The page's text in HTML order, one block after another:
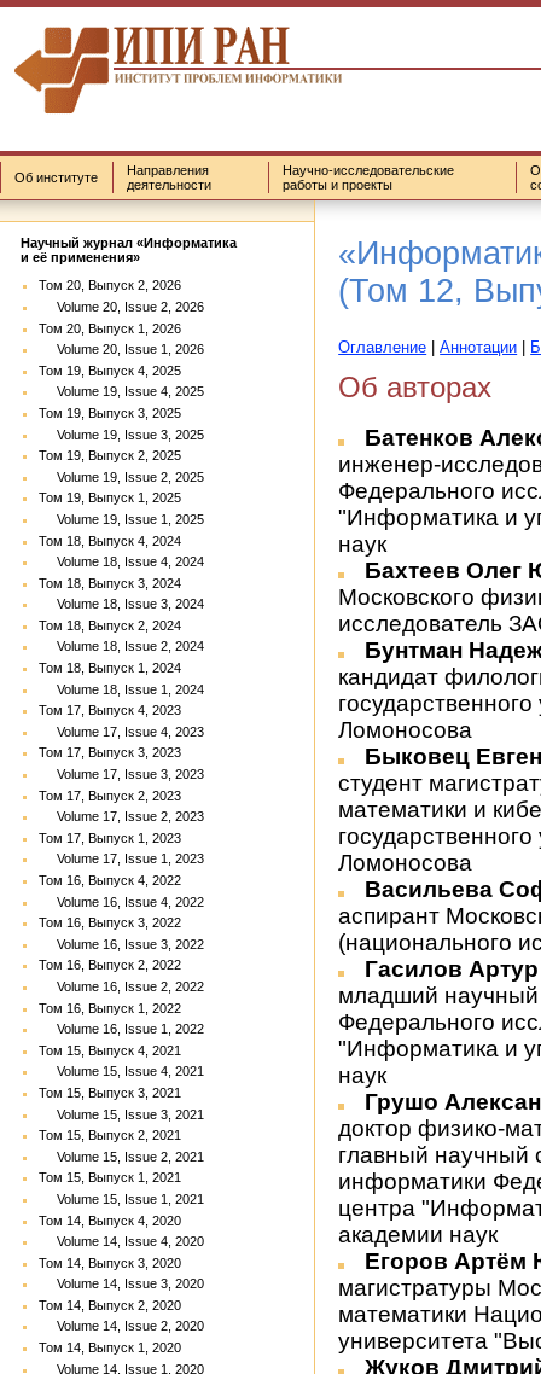
Об институте
Направления
деятельности
Научно-исследовательские
работы и проекты
Научный журнал «Информатика
и её применения»
Том 20, Выпуск 2, 2026
Volume 20, Issue 2, 2026
Том 20, Выпуск 1, 2026
Volume 20, Issue 1, 2026
Том 19, Выпуск 4, 2025
Volume 19, Issue 4, 2025
Том 19, Выпуск 3, 2025
Volume 19, Issue 3, 2025
Том 19, Выпуск 2, 2025
Volume 19, Issue 2, 2025
Том 19, Выпуск 1, 2025
Volume 19, Issue 1, 2025
Том 18, Выпуск 4, 2024
Volume 18, Issue 4, 2024
Том 18, Выпуск 3, 2024
Volume 18, Issue 3, 2024
Том 18, Выпуск 2, 2024
Volume 18, Issue 2, 2024
Том 18, Выпуск 1, 2024
Volume 18, Issue 1, 2024
Том 17, Выпуск 4, 2023
Volume 17, Issue 4, 2023
Том 17, Выпуск 3, 2023
Volume 17, Issue 3, 2023
Том 17, Выпуск 2, 2023
Volume 17, Issue 2, 2023
Том 17, Выпуск 1, 2023
Volume 17, Issue 1, 2023
Том 16, Выпуск 4, 2022
Volume 16, Issue 4, 2022
Том 16, Выпуск 3, 2022
Volume 16, Issue 3, 2022
Том 16, Выпуск 2, 2022
Volume 16, Issue 2, 2022
Том 16, Выпуск 1, 2022
Volume 16, Issue 1, 2022
Том 15, Выпуск 4, 2021
Volume 15, Issue 4, 2021
Том 15, Выпуск 3, 2021
Volume 15, Issue 3, 2021
Том 15, Выпуск 2, 2021
Volume 15, Issue 2, 2021
Том 15, Выпуск 1, 2021
Volume 15, Issue 1, 2021
Том 14, Выпуск 4, 2020
Volume 14, Issue 4, 2020
Том 14, Выпуск 3, 2020
Volume 14, Issue 3, 2020
Том 14, Выпуск 2, 2020
Volume 14, Issue 2, 2020
Том 14, Выпуск 1, 2020
Volume 14, Issue 1, 2020
(Том 12,
Оглавление |Аннотации |
Об авторах
Батенков
инженер-
Федерального
"Информатика и
наук
Бахтеев Олег
Московского
исследователь
Бунтман
кандидат
Ломоносова
Быковец
студент
математики и
Ломоносова
Васильева
аспирант
(национального
Гасилов
младший научный
Федерального
"Информатика и
наук
Грушо
доктор физико-
главный научный
информатики
центра
академии наук
Егоров
магистратуры
математики
университета
Жуков